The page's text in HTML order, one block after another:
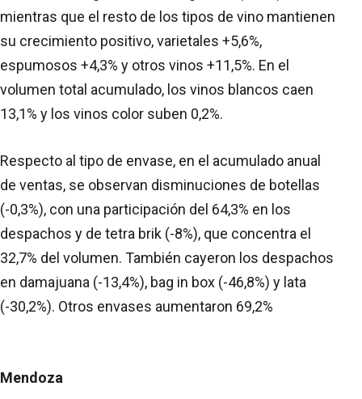
mientras que el resto de los tipos de vino mantienen
su crecimiento positivo, varietales +5,6%,
espumosos +4,3% y otros vinos +11,5%. En el
volumen total acumulado, los vinos blancos caen
13,1% y los vinos color suben 0,2%.
Respecto al tipo de envase, en el acumulado anual
de ventas, se observan disminuciones de botellas
(-0,3%), con una participación del 64,3% en los
despachos y de tetra brik (-8%), que concentra el
32,7% del volumen. También cayeron los despachos
en damajuana (-13,4%), bag in box (-46,8%) y lata
(-30,2%). Otros envases aumentaron 69,2%
Mendoza